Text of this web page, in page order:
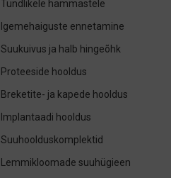
Tundlikele hammastele
Igemehaiguste ennetamine
Suukuivus ja halb hingeõhk
Proteeside hooldus
Breketite- ja kapede hooldus
Implantaadi hooldus
Suuhoolduskomplektid
Lemmikloomade suuhügieen